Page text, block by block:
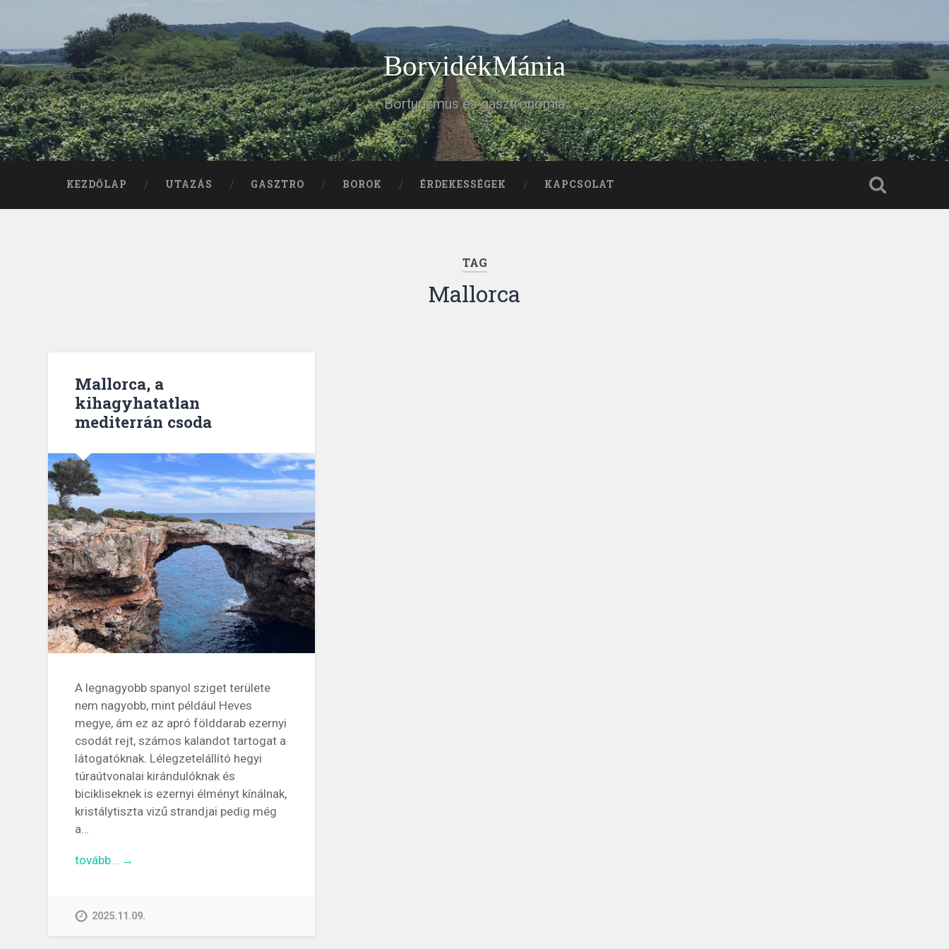
BorvidékMánia
Borturizmus és gasztronómia
KEZDŐLAP UTAZÁS GASZTRO BOROK ÉRDEKESSÉGEK KAPCSOLAT
TAG
Mallorca
Mallorca, a
kihagyhatatlan
mediterrán csoda
A legnagyobb spanyol sziget területe
nem nagyobb, mint például Heves
megye, ám ez az apró földdarab ezernyi
csodát rejt, számos kalandot tartogat a
látogatóknak. Lélegzetelállító hegyi
túraútvonalai kirándulóknak és
bicikliseknek is ezernyi élményt kínálnak,
kristálytiszta vizű strandjai pedig még
a…
tovább… →
2025.11.09.